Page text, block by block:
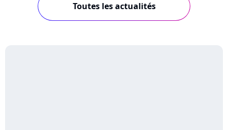
Toutes les actualités